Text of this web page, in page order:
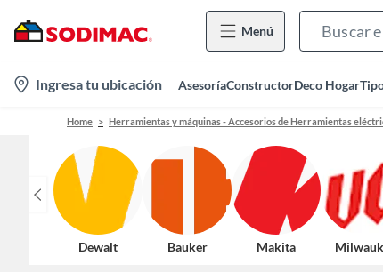
Menú
location-
icon
Ingresa tu ubicación AsesoríaConstructorDeco Hogar
Home Herramientas y máquinas - Accesorios de Herramientas
Dewalt Bauker Makita